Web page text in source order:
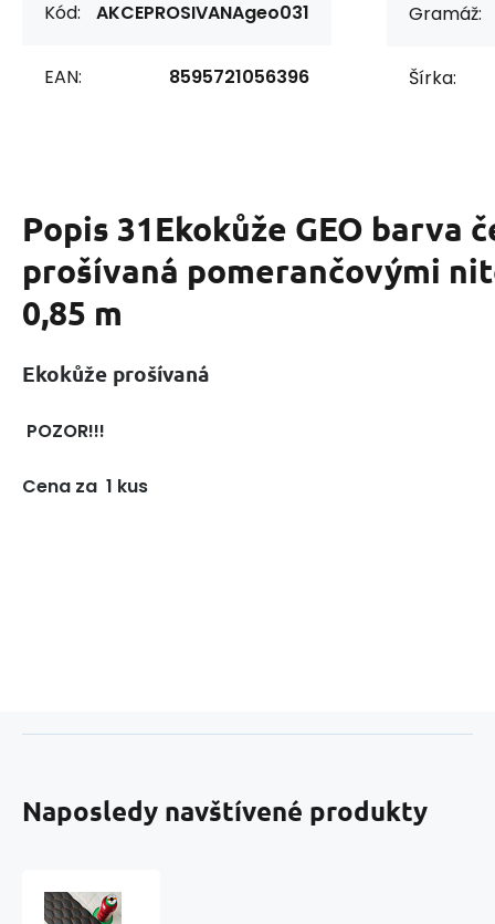
Kód: AKCEPROSIVANAgeo031
EAN: 8595721056396
Gramáž:
Šírka:
Popis 31Ekokůže GEO barva
prošívaná pomerančovými
0,85 m
Ekokůže prošívaná
POZOR!!!
Cena za 1 kus
Naposledy navštívené produkty